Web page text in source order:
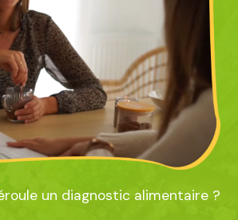
un diagnostic alimentaire ?